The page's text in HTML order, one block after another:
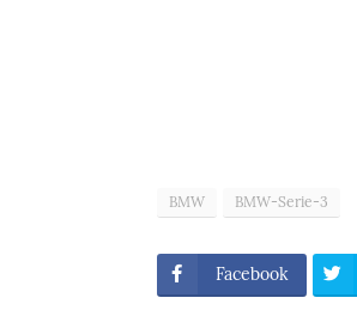
BMW BMW-Serie-3
Facebook